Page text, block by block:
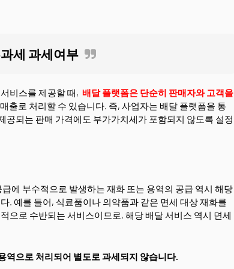
세 과세여부
비스를 제공할 때, 배달 플랫폼은 단순히 판매자와 고객을
출로 처리할 수 있습니다. 즉, 사업자는 배달 플랫폼을 통
되는 판매 가격에도 부가가치세가 포함되지 않도록 설정
에 부수적으로 발생하는 재화 또는 용역의 공급 역시 해당
. 예를 들어, 식료품이나 의약품과 같은 면세 대상 재화를
으로 수반되는 서비스이므로, 해당 배달 서비스 역시 면세
역으로 처리되어 별도로 과세되지 않습니다.